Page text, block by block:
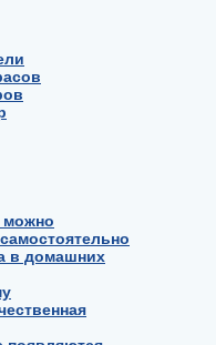
можно
в домашних